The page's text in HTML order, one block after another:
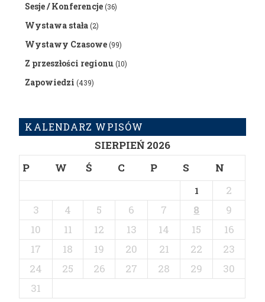
Sesje / Konferencje(36)
Wystawa stała(2)
Wystawy Czasowe(99)
Z przeszłości regionu(10)
Zapowiedzi (439)
KALENDARZ WPISÓW
SIERPIEŃ 2026
P
W Ś C P S N
1
2
3
4 5 6 7 8
9
10
11 12 13 14 15
16
17
18 19 20 21 22
23
24
25 26 27 28 29
30
31